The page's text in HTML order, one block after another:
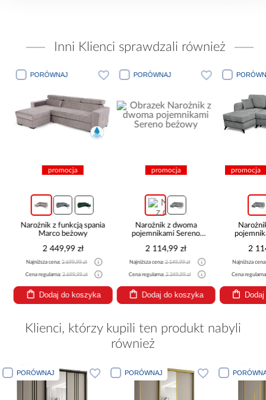
Inni Klienci sprawdzali również
PORÓWNAJ
promocja
Narożnik z funkcją spania
Marco beżowy
2 449,99 zł
Najniższa cena: 2 699,99 zł
Cena regularna: 2 699,99 zł
Dodaj do koszyka
PORÓWNAJ
promocja
Narożnik z dwoma
pojemnikami Sereno
2 114,99 zł
Najniższa cena:2 149,99 zł
Cena regularna:2 349,99 zł
Dodaj do koszyka
promocja
2
Najniższa
Cena
Klienci, którzy kupili ten produkt nabyli
również
PORÓWNAJ PORÓWNAJ